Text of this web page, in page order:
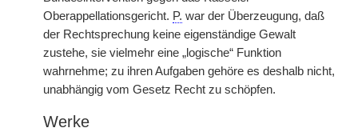
Oberappellationsgericht. P. war der Überzeugung, daß
der Rechtsprechung keine eigenständige Gewalt
zustehe, sie vielmehr eine „logische“ Funktion
wahrnehme; zu ihren Aufgaben gehöre es deshalb nicht,
unabhängig vom Gesetz Recht zu schöpfen.
Werke